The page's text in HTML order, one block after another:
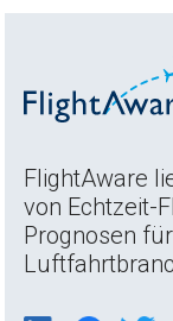
FlightAware
von Echtzeit-
Prognosen